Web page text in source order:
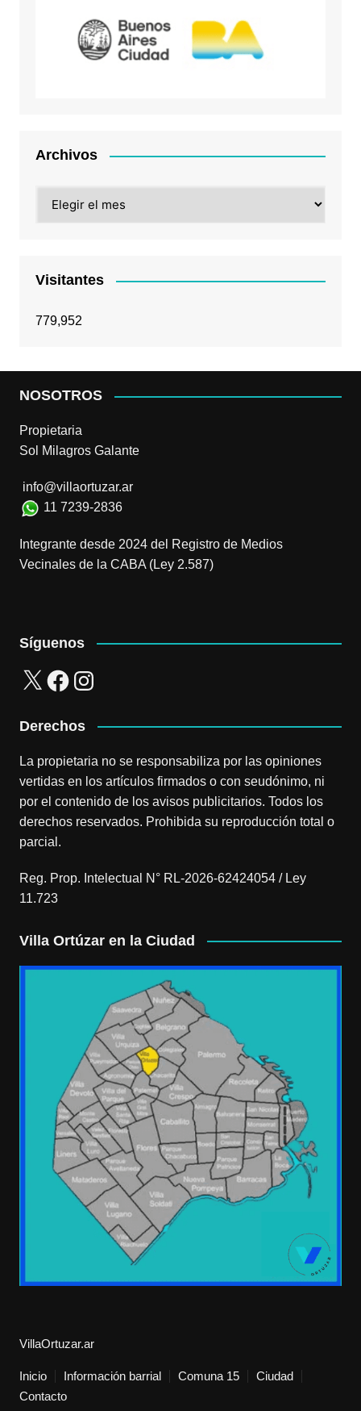
Archivos
Visitantes
779,952
NOSOTROS
Propietaria
Sol Milagros Galante
info@villaortuzar.ar
11 7239-2836
Integrante desde 2024 del Registro de Medios
Vecinales de la CABA (Ley 2.587)
Síguenos
X FacebookInstagram
Derechos
La propietaria no se responsabiliza por las opiniones
vertidas en los artículos firmados o con seudónimo, ni
por el contenido de los avisos publicitarios. Todos los
derechos reservados. Prohibida su reproducción total o
parcial.
Reg. Prop. Intelectual N° RL-2026-62424054 / Ley
11.723
Villa Ortúzar en la Ciudad
VillaOrtuzar.ar
Inicio Información barrial Comuna 15
Ciudad
Contacto